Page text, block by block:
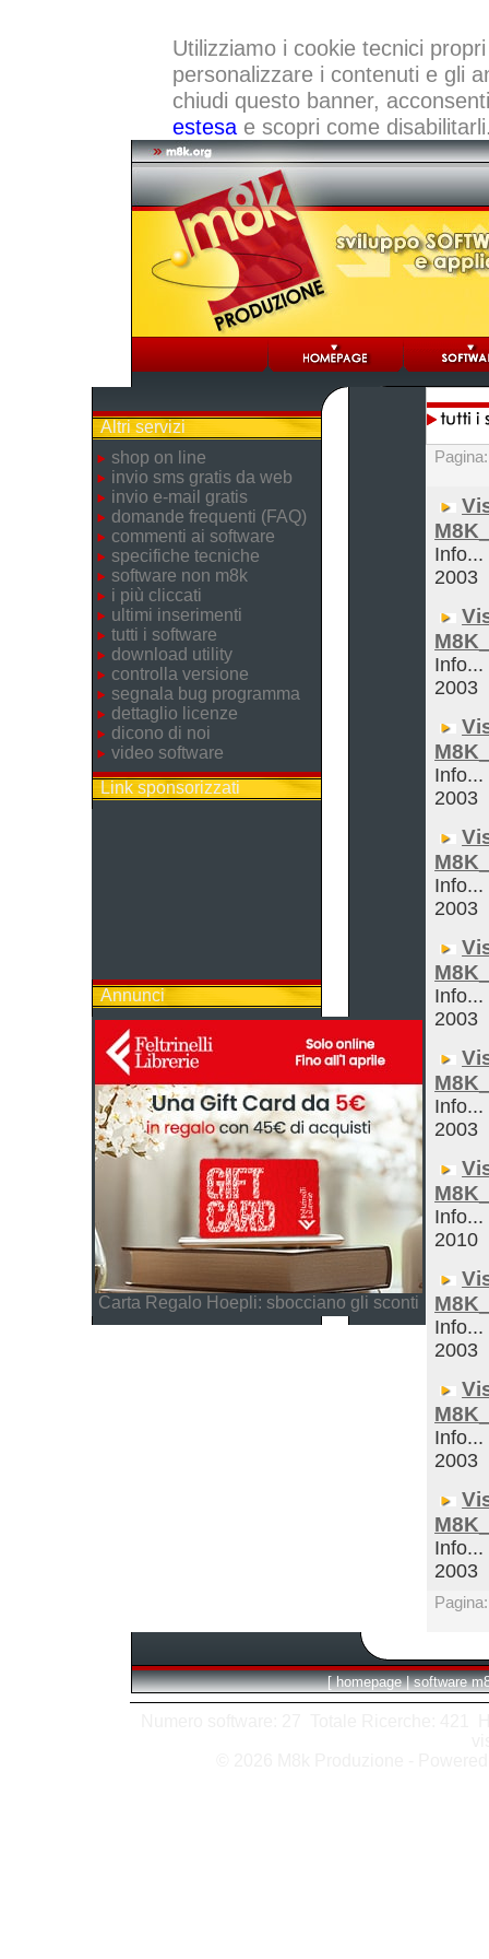
Utilizziamo i cookie tecnici
personalizzare i contenuti e gli
chiudi questo banner,
estesae scopri come
Altri servizi
shop on line
invio sms gratis da web
invio e-mail gratis
domande frequenti (FAQ)
commenti ai software
specifiche tecniche
software non m8k
i più cliccati
ultimi inserimenti
tutti i software
download utility
controlla versione
segnala bug programma
dettaglio licenze
dicono di noi
video software
Link sponsorizzati
Annunci
Carta Regalo Hoepli: sbocciano gli sconti
Info...
2003
Info...
2003
Info...
2003
Info...
2003
Info...
2003
Info...
2003
Info...
2010
Info...
2003
Info...
2003
Info...
2003
[ homepage | software